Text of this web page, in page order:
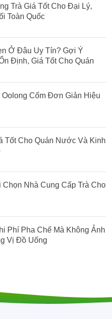
Trà Giá Tốt Cho Đại Lý,
Toàn Quốc
Ở Đâu Uy Tín? Gợi Ý
Định, Giá Tốt Cho Quán
Oolong Cốm Đơn Giản Hiệu
Tốt Cho Quán Nước Và Kinh
Chọn Nhà Cung Cấp Trà Cho
Phí Pha Chế Mà Không Ảnh
Vị Đồ Uống